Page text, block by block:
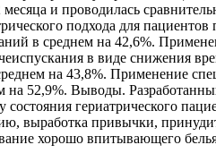
и проводилась
подхода для
в среднем на 42,6%.
в виде снижения
на 43,8%. Применение
52,9%. Выводы.
гериатрического
выработка привычки,
хорошо впитывающего